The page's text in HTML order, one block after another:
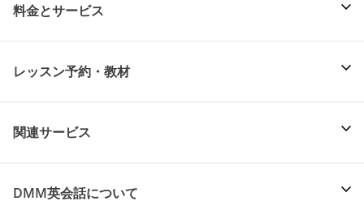
料金とサービス
レッスン予約・教材
関連サービス
DMM英会話について